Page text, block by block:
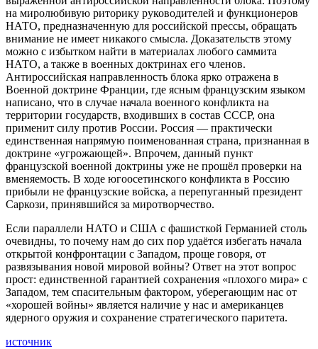
на миролюбивую риторику руководителей и функционеров
НАТО, предназначенную для российской прессы, обращать
внимание не имеет никакого смысла. Доказательств этому
можно с избытком найти в материалах любого саммита
НАТО, а также в военных доктринах его членов.
Антироссийская направленность блока ярко отражена в
Военной доктрине Франции, где ясным французским языком
написано, что в случае начала военного конфликта на
территории государств, входивших в состав СССР, она
применит силу против России. Россия — практически
единственная напрямую поименованная страна, признанная в
доктрине «угрожающей». Впрочем, данный пункт
французской военной доктрины уже не прошёл проверки на
вменяемость. В ходе югоосетинского конфликта в Россию
прибыли не французские войска, а перепуганный президент
Саркози, принявшийся за миротворчество.
Если параллели НАТО и США с фашисткой Германией столь
очевидны, то почему нам до сих пор удаётся избегать начала
открытой конфронтации с Западом, проще говоря, от
развязывания новой мировой войны? Ответ на этот вопрос
прост: единственной гарантией сохранения «плохого мира» с
Западом, тем спасительным фактором, уберегающим нас от
«хорошей войны» является наличие у нас и американцев
ядерного оружия и сохранение стратегического паритета.
источник